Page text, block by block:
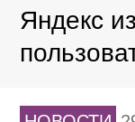
Яндекс